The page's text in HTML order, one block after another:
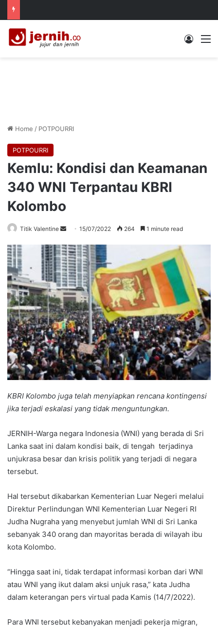
Log In
Home / POTPOURRI
POTPOURRI
Kemlu: Kondisi dan Keamanan
340 WNI Terpantau KBRI
Kolombo
Titik Valentine
Send
email
15/07/2022 264 1 minute read
KBRI Kolombo juga telah menyiapkan rencana kontingensi
jika terjadi eskalasi yang tidak menguntungkan.
JERNIH-Warga negara Indonesia (WNI) yang berada di Sri
Lanka saat ini dalam kondisi baik, di tengah terjadinya
unjukrasa besar dan krisis politik yang terjadi di negara
tersebut.
Hal tersebut dikabarkan Kementerian Luar Negeri melalui
Direktur Perlindungan WNI Kementerian Luar Negeri RI
Judha Nugraha yang menyebut jumlah WNI di Sri Lanka
sebanyak 340 orang dan mayoritas berada di wilayah ibu
kota Kolombo.
“Hingga saat ini, tidak terdapat informasi korban dari WNI
atau WNI yang ikut dalam aksi unjuk rasa,” kata Judha
dalam keterangan pers virtual pada Kamis (14/7/2022).
Para WNI tersebut kebanyakan menjadi pekerja migran,